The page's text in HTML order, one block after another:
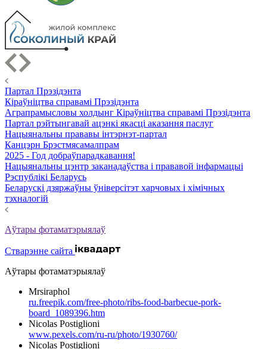
Партал Прэзідэнта
Кіраўніцтва справамі Прэзідэнта
Аграпрамысловы холдынг Кіраўніцтва справамі Прэзідэнта
Партал рэйтынгавай ацэнкі якасці аказання паслуг
Нацыянальны прававы інтэрнэт-партал
Канцэрн Брэстмясамалпрам
2025 - Год добраўпарадкавання!
Нацыянальны цэнтр заканадаўства і прававой інфармацыі
Рэспублікі Беларусь
Беларускі дзяржаўны ўніверсітэт харчовых і хімічных
тэхналогій
Аўтары фотаматэрыялаў
Стварэнне сайта
Аўтары фотаматэрыялаў
Mrsiraphol
ru.freepik.com/free-photo/ribs-food-barbecue-pork-
board_1089396.htm
Nicolas Postiglioni
www.pexels.com/ru-ru/photo/1930760/
Nicolas Postiglioni